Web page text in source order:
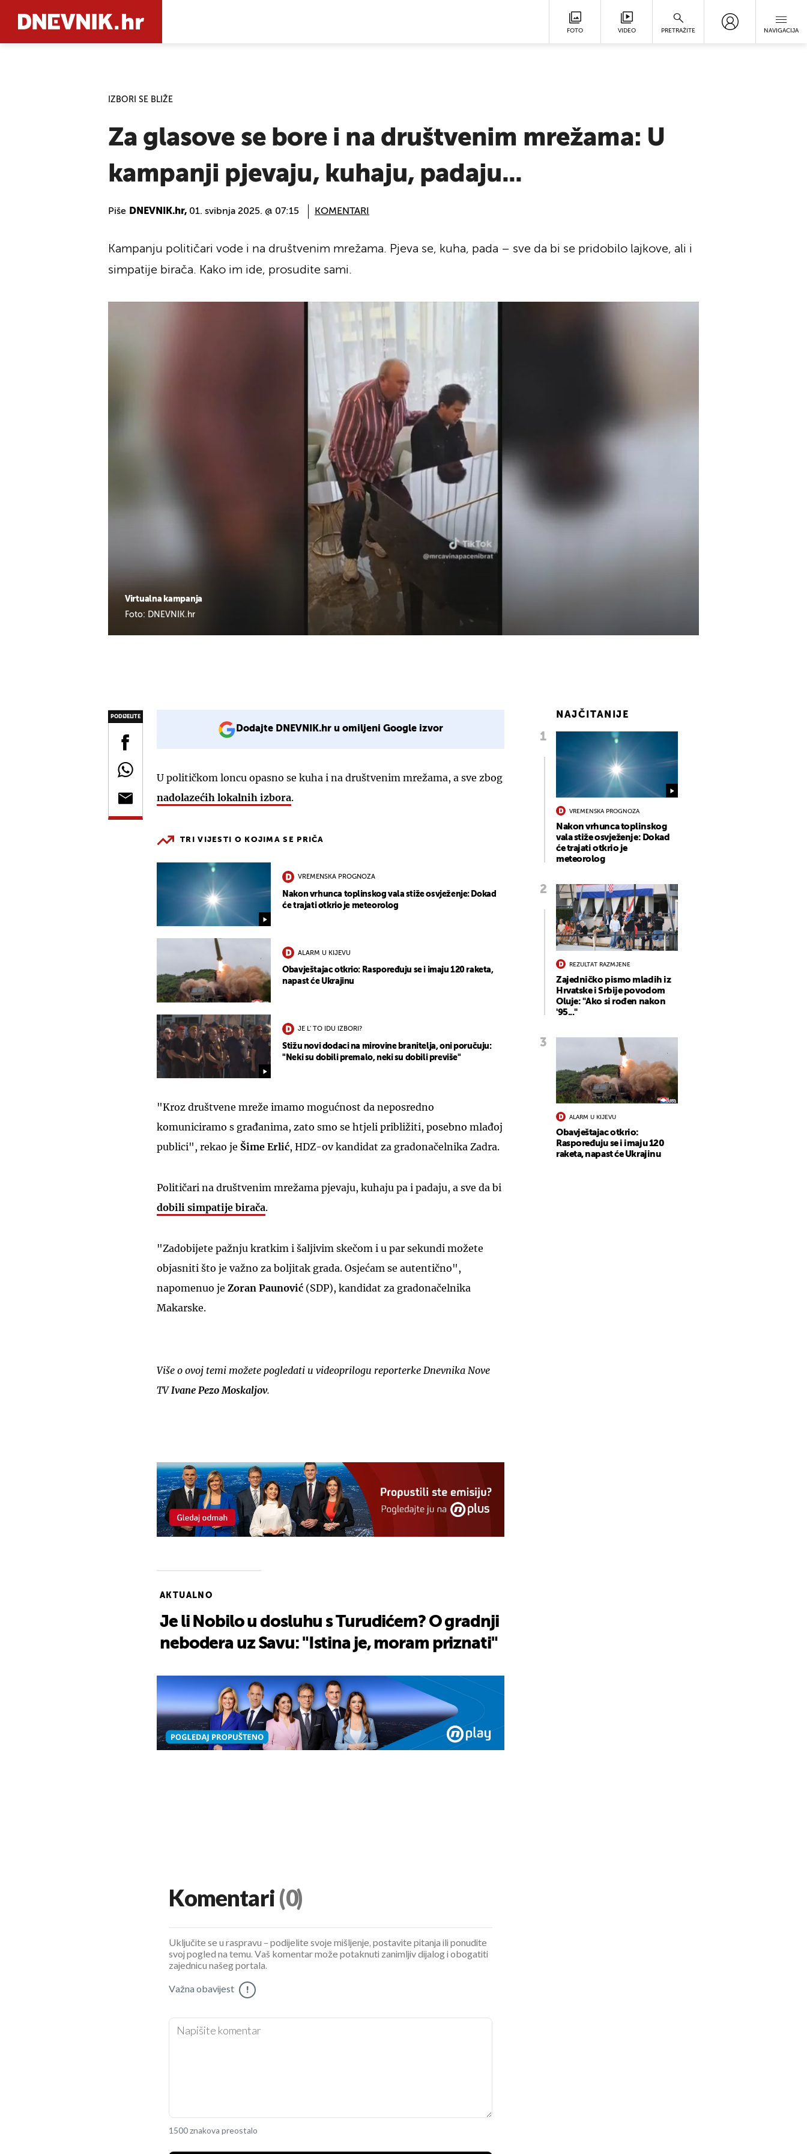
FOTO VIDEO PRETRAŽITE NAVIGACIJA
IZBORI SE BLIŽE
Za glasove se bore i na društvenim mrežama: U
kampanji pjevaju, kuhaju, padaju...
Piše DNEVNIK.hr, 01. svibnja 2025. @ 07:15 KOMENTARI
Virtualna kampanja
Foto: DNEVNIK.hr
Kampanju političari vode i na društvenim mrežama. Pjeva se, kuha, pada – sve da bi se pridobilo lajkove, ali i
simpatije birača. Kako im ide, prosudite sami.
PODIJELITE
Dodajte DNEVNIK.hr u omiljeni Google izvor
U političkom loncu opasno se kuha i na društvenim mrežama, a sve zbog
nadolazećih lokalnih izbora.
TRI VIJESTI O KOJIMA SE PRIČA
VREMENSKA PROGNOZA
Nakon vrhunca toplinskog vala stiže osvježenje: Dokad
će trajati otkrio je meteorolog
ALARM U KIJEVU
Obavještajac otkrio: Raspoređuju se i imaju 120 raketa,
napast će Ukrajinu
JE L' TO IDU IZBORI?
Stižu novi dodaci na mirovine branitelja, oni poručuju:
"Neki su dobili premalo, neki su dobili previše"
"Kroz društvene mreže imamo mogućnost da neposredno
komuniciramo s građanima, zato smo se htjeli približiti, posebno mlađoj
publici", rekao je Šime Erlić, HDZ-ov kandidat za gradonačelnika Zadra.
Političari na društvenim mrežama pjevaju, kuhaju pa i padaju, a sve da bi
dobili simpatije birača.
"Zadobijete pažnju kratkim i šaljivim skečom i u par sekundi možete
objasniti što je važno za boljitak grada. Osjećam se autentično",
napomenuo je Zoran Paunović (SDP), kandidat za gradonačelnika
Makarske.
Više o ovoj temi možete pogledati u videoprilogu reporterke Dnevnika Nove
TVIvane Pezo Moskaljov.
AKTUALNO
Je li Nobilo u dosluhu s Turudićem? O gradnji
nebodera uz Savu: "Istina je, moram priznati"
NAJČITANIJE
VREMENSKA PROGNOZA
Nakon vrhunca toplinskog
vala stiže osvježenje: Dokad
će trajati otkrio je
meteorolog
REZULTAT RAZMJENE
Zajedničko pismo mladih iz
Hrvatske i Srbije povodom
Oluje: "Ako si rođen nakon
'95..."
ALARM U KIJEVU
Obavještajac otkrio:
Raspoređuju se i imaju 120
raketa, napast će Ukrajinu
Komentari (0)
Uključite se u raspravu – podijelite svoje mišljenje, postavite pitanja ili ponudite
svoj pogled na temu. Vaš komentar može potaknuti zanimljiv dijalog i obogatiti
zajednicu našeg portala.
Važna obavijest !
1500 znakova preostalo